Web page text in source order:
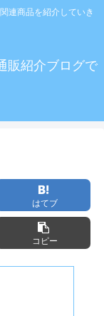
連商品を紹介していき
販紹介ブログで
はてブ
コピー